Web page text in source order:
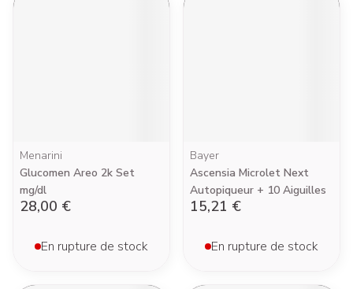
Menarini
Glucomen Areo 2k Set
mg/dl
28,00 €
En rupture de stock
Bayer
Ascensia Microlet Next
Autopiqueur + 10 Aiguilles
15,21 €
En rupture de stock